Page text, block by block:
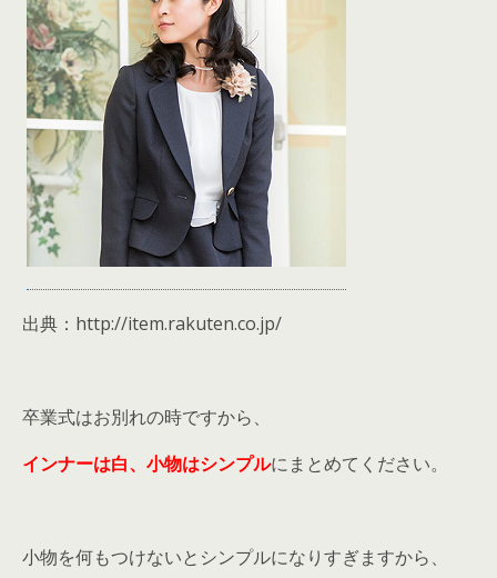
出典：http://item.rakuten.co.jp/
卒業式はお別れの時ですから、
インナーは白、小物はシンプルにまとめてください。
小物を何もつけないとシンプルになりすぎますから、